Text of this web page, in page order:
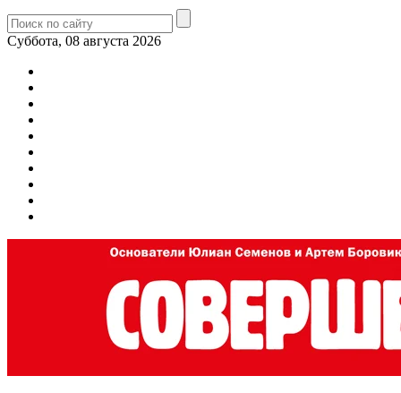
Суббота, 08 августа 2026